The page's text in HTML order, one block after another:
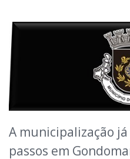
A municipalização
passos em